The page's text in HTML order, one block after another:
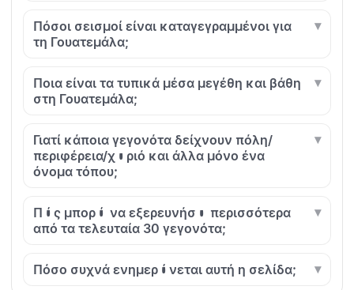
Πόσοι σεισμοί είναι καταγεγραμμένοι για
τη Γουατεμάλα;
Ποια είναι τα τυπικά μέσα μεγέθη και βάθη
στη Γουατεμάλα;
Γιατί κάποια γεγονότα δείχνουν πόλη/
περιφέρεια/χωριό και άλλα μόνο ένα
όνομα τόπου;
Πώς μπορώ να εξερευνήσω περισσότερα
από τα τελευταία 30 γεγονότα;
Πόσο συχνά ενημερώνεται αυτή η σελίδα;